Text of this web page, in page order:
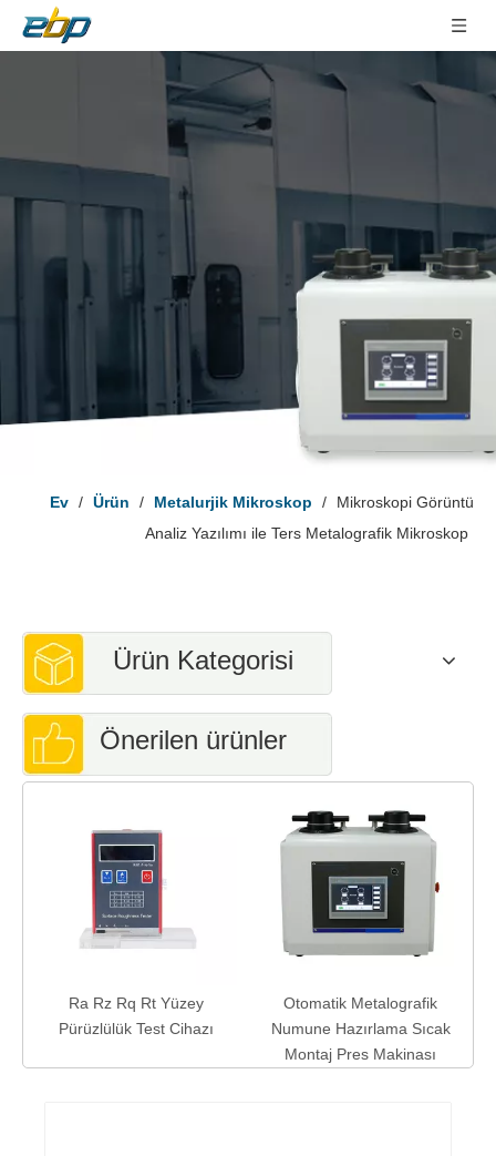
Ev / Ürün / Metalurjik Mikroskop /
Mikroskopi Görüntü
Analiz Yazılımı ile Ters Metalografik Mikroskop
Ürün Kategorisi
Önerilen ürünler
Ra Rz Rq Rt Yüzey
Pürüzlülük Test Cihazı
Otomatik Metalografik
Numune Hazırlama Sıcak
Montaj Pres Makinası